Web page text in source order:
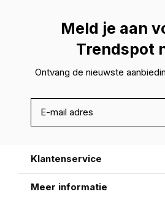
Meld je aan
Trendspot
Ontvang de nieuwste
Klantenservice
Meer informatie